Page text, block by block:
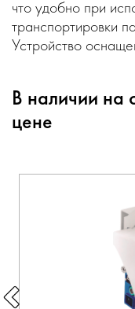
что удобно при
транспортировки
Устройство
В наличии на
цене